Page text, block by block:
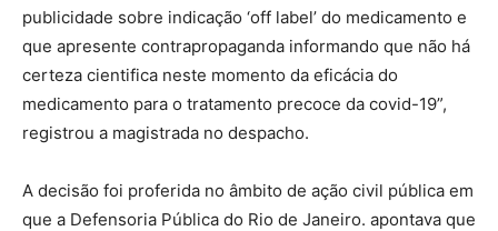
publicidade sobre indicação ‘off label’ do medicamento e
que apresente contrapropaganda informando que não há
certeza cientifica neste momento da eficácia do
medicamento para o tratamento precoce da covid-19”,
registrou a magistrada no despacho.
A decisão foi proferida no âmbito de ação civil pública em
que a Defensoria Pública do Rio de Janeiro. apontava que